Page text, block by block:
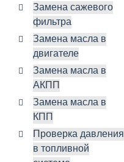
Замена сажевого
фильтра
Замена масла в
двигателе
Замена масла в
АКПП
Замена масла в
КПП
Проверка давления
в топливной